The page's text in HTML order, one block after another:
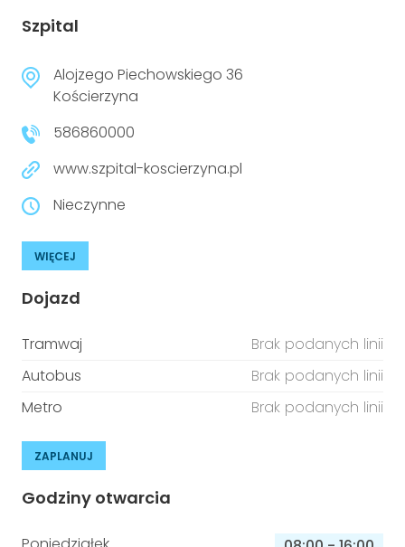
Szpital
Alojzego Piechowskiego 36
Kościerzyna
586860000
www.szpital-koscierzyna.pl
Nieczynne
WIĘCEJ
Dojazd
Tramwaj
Brak podanych linii
Autobus
Brak podanych linii
Metro
Brak podanych linii
ZAPLANUJ
Godziny otwarcia